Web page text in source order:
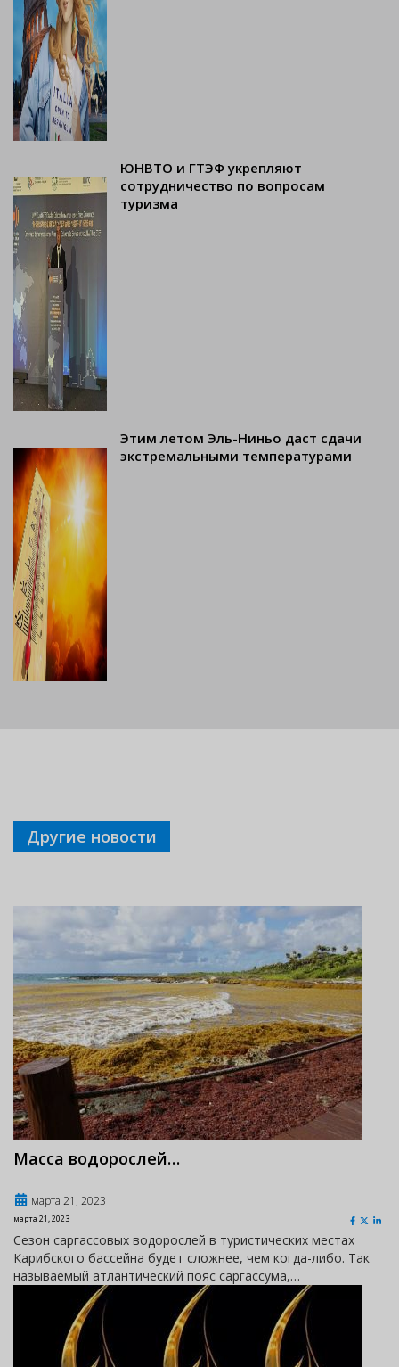
ЮНВТО и ГТЭФ укрепляют
сотрудничество по вопросам
туризма
Этим летом Эль-Ниньо даст сдачи
экстремальными температурами
Другие новости
Масса водорослей…
марта 21, 2023
марта 21, 2023
Сезон саргассовых водорослей в туристических местах
Карибского бассейна будет сложнее, чем когда-либо. Так
называемый атлантический пояс саргассума,…